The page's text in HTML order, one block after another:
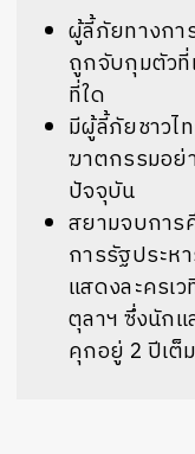
ผู้ลี้ภัยทางกา
ถูกจับกุมตัวที่
ที่ใด
มีผู้ลี้ภัยชาวไ
ฆาตกรรมอย่
ปัจจุบัน
สยามจบการ
การรัฐประห
แสดงละครเ
ตุลาฯ ซึ่งนัก
คุกอยู่ 2 ปีเต็ม